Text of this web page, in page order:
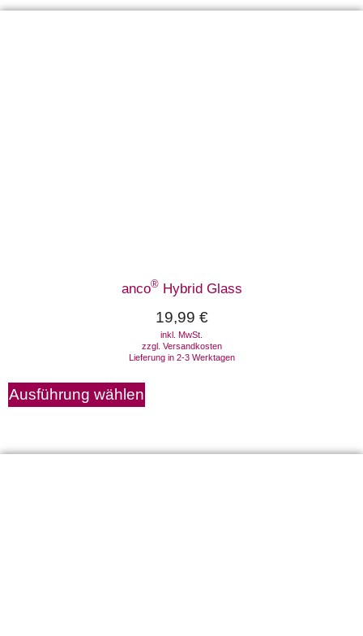
anco®Hybrid Glass
19,99 €
inkl. MwSt.
zzgl. Versandkosten
Lieferung in 2-3 Werktagen
Ausführung wählen